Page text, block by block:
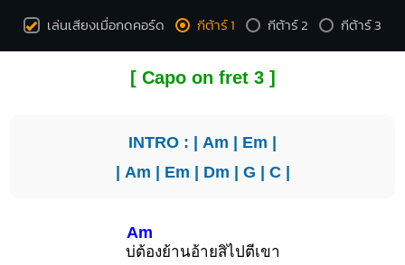
เล่นเสียงเมื่อกดคอร์ด กีต้าร์ 1 กีต้าร์ 2 กีต้าร์ 3
[ Capo on fret 3 ]
INTRO : | Am | Em |
| Am | Em | Dm | G | C|
บ่
Am
ต้องย้านอ้ายสิไปตีเขา